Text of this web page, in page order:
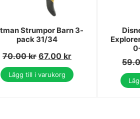
Strumpor Barn 3-
pack 31/34
70.00kr 67.00 kr
Lägg till i varukorg